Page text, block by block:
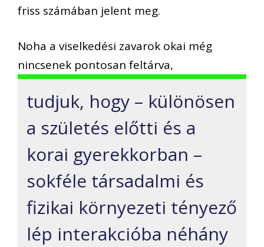
friss számában jelent meg.
Noha a viselkedési zavarok okai még
nincsenek pontosan feltárva,
tudjuk, hogy – különösen
a születés előtti és a
korai gyerekkorban –
sokféle társadalmi és
fizikai környezeti tényező
lép interakcióba néhány